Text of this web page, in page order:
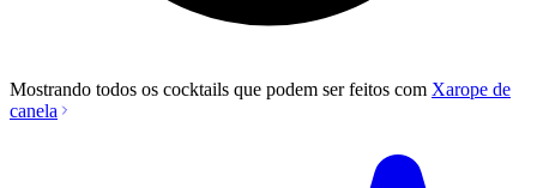
Mostrando todos os cocktails que podem ser feitos com Xarope de
canela